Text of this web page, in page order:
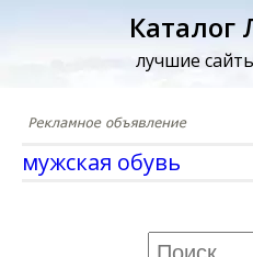
Каталог
лучшие
мужская обувь